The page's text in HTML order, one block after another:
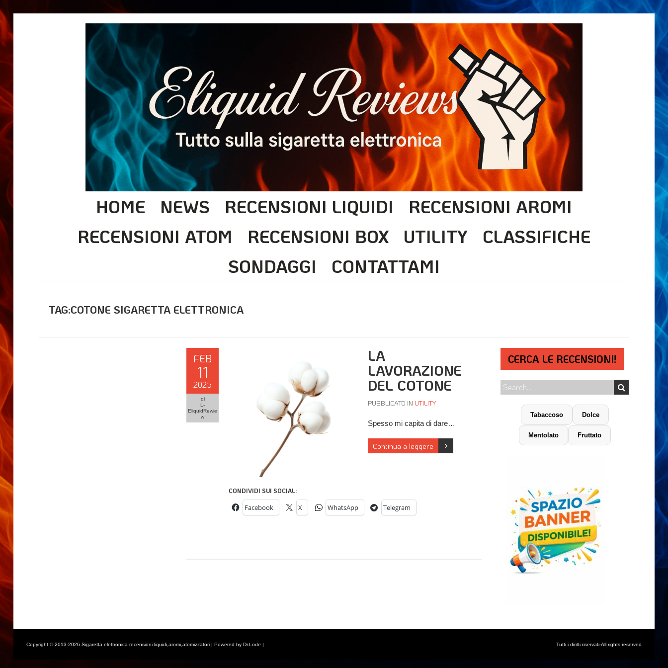
HOME NEWS RECENSIONI LIQUIDI
RECENSIONI AROMI
RECENSIONI ATOM
RECENSIONI BOX UTILITY
CLASSIFICHE
SONDAGGI
CONTATTAMI
TAG:COTONE SIGARETTA ELETTRONICA
FEB
11
2025
di
L-
EliquidRewie
w
LA
LAVORAZIONE
DEL COTONE
PUBBLICATO IN UTILITY
Spesso mi capita di dare…
Continua a leggere
CONDIVIDI SUI SOCIAL:
Facebook X WhatsApp Telegram
CERCA LE RECENSIONI!
Tabaccoso Dolce
Mentolato Fruttato
Copyright © 2013-2026 Sigaretta elettronica recensioni liquidi,aromi,atomizzatori | Powered by Dr.Lode | Tutti i diritti riservati-All rights reserved